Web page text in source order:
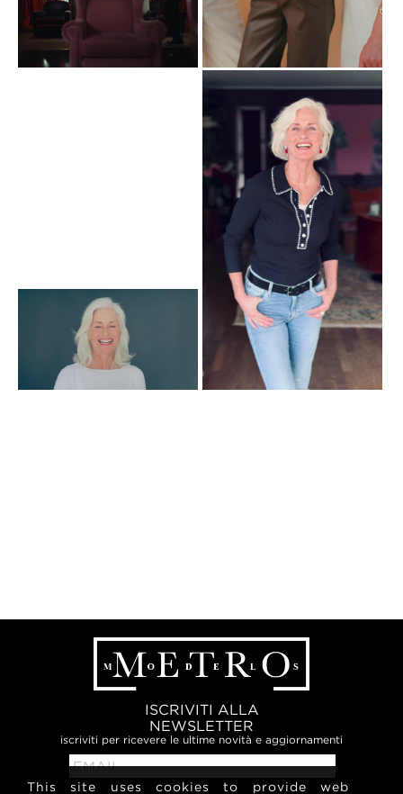
ISCRIVITI ALLA
NEWSLETTER
iscriviti per ricevere le ultime novità e aggiornamenti
This site uses cookies to provide web